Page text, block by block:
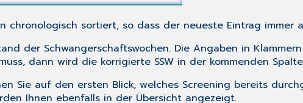
chronologisch sortiert, so dass der neueste Eintrag immer
der Schwangerschaftswochen. Die Angaben in
dann wird die korrigierte SSW in der kommenden
Sie auf den ersten Blick, welches Screening bereits
Ihnen ebenfalls in der Übersicht angezeigt.